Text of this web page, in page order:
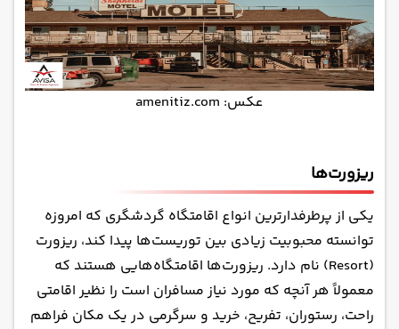
عکس: amenitiz.com
ریزورت‌ها
یکی از پرطرفدارترین انواع اقامتگاه گردشگری که امروزه
توانسته محبوبیت زیادی بین توریست‌ها پیدا کند، ریزورت
(Resort) نام دارد. ریزورت‌ها اقامتگاه‌هایی هستند که
معمولاً هر آنچه که مورد نیاز مسافران است را نظیر اقامتی
راحت، رستوران، تفریح، خرید و سرگرمی در یک مکان فراهم